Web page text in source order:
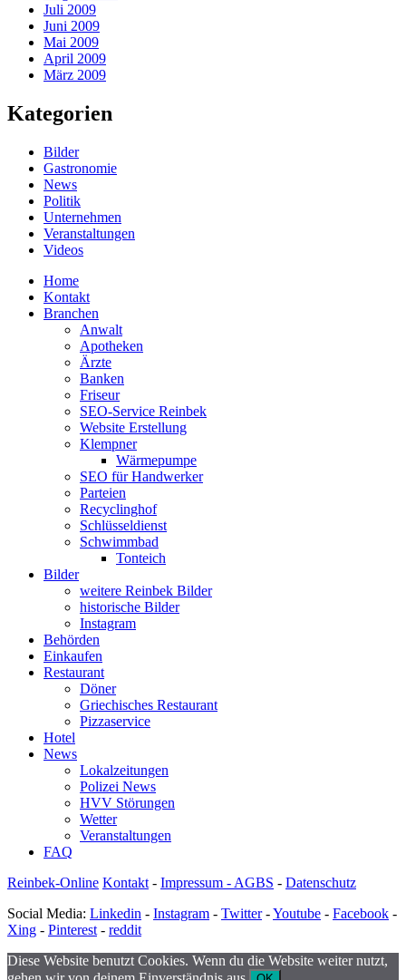
Juli 2009
Juni 2009
Mai 2009
April 2009
März 2009
Kategorien
Bilder
Gastronomie
News
Politik
Unternehmen
Veranstaltungen
Videos
Home
Kontakt
Branchen
Anwalt
Apotheken
Ärzte
Banken
Friseur
SEO-Service Reinbek
Website Erstellung
Klempner
Wärmepumpe
SEO für Handwerker
Parteien
Recyclinghof
Schlüsseldienst
Schwimmbad
Tonteich
Bilder
weitere Reinbek Bilder
historische Bilder
Instagram
Behörden
Einkaufen
Restaurant
Döner
Griechisches Restaurant
Pizzaservice
Hotel
News
Lokalzeitungen
Polizei News
HVV Störungen
Wetter
Veranstaltungen
FAQ
Reinbek-Online Kontakt - Impressum - AGBS - Datenschutz
Social Media: Linkedin - Instagram - Twitter-Youtube - Facebook -
Xing - Pinterest - reddit
Diese Website benutzt Cookies. Wenn du die Website weiter nutzt,